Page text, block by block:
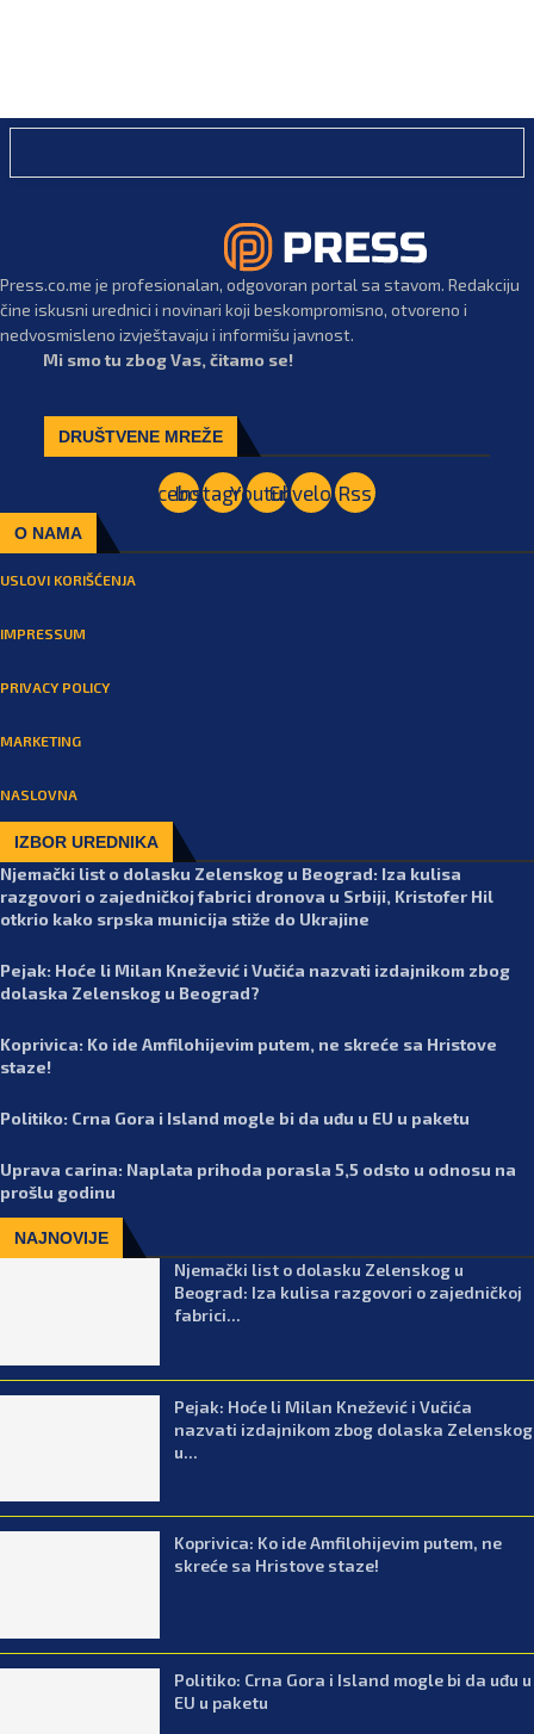
Press.co.me je profesionalan, odgovoran portal sa stavom. Redakciju
čine iskusni urednici i novinari koji beskompromisno, otvoreno i
nedvosmisleno izvještavaju i informišu javnost.
Mi smo tu zbog Vas, čitamo se!
DRUŠTVENE MREŽE
Facebook
Instagram
YoutubeEnvelopeRss
O NAMA
USLOVI KORIŠĆENJA
IMPRESSUM
PRIVACY POLICY
MARKETING
NASLOVNA
IZBOR UREDNIKA
Njemački list o dolasku Zelenskog u Beograd: Iza kulisa
razgovori o zajedničkoj fabrici dronova u Srbiji, Kristofer Hil
otkrio kako srpska municija stiže do Ukrajine
Pejak: Hoće li Milan Knežević i Vučića nazvati izdajnikom zbog
dolaska Zelenskog u Beograd?
Koprivica: Ko ide Amfilohijevim putem, ne skreće sa Hristove
staze!
Politiko: Crna Gora i Island mogle bi da uđu u EU u paketu
Uprava carina: Naplata prihoda porasla 5,5 odsto u odnosu na
prošlu godinu
NAJNOVIJE
Njemački list o dolasku Zelenskog u
Beograd: Iza kulisa razgovori o zajedničkoj
fabrici...
Pejak: Hoće li Milan Knežević i Vučića
nazvati izdajnikom zbog dolaska Zelenskog
u...
Koprivica: Ko ide Amfilohijevim putem, ne
skreće sa Hristove staze!
Politiko: Crna Gora i Island mogle bi da uđu u
EU u paketu